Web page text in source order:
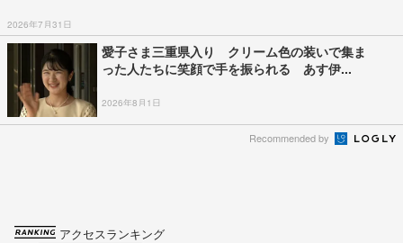
2026年7月31日
愛子さま三重県入り クリーム色の装いで集ま
った人たちに笑顔で手を振られる あす伊...
2026年8月1日
Recommended by
アクセスランキング